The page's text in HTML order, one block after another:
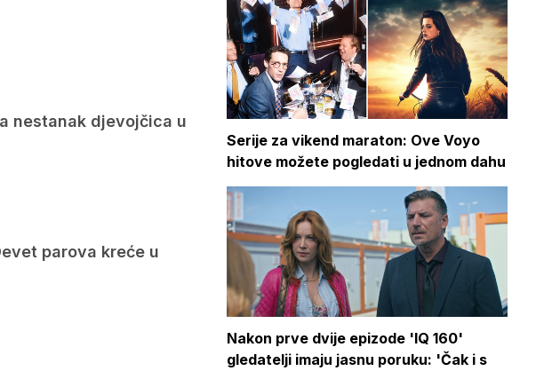
nestanak djevojčica u
parova kreće u
Serije za vikend maraton: Ove Voyo
hitove možete pogledati u jednom dahu
Nakon prve dvije epizode 'IQ 160'
gledatelji imaju jasnu poruku: 'Čak i s